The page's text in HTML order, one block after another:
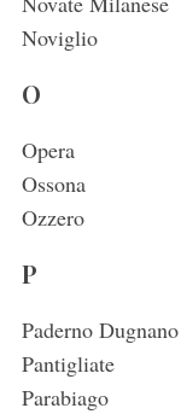
Noviglio
O
Opera
Ossona
Ozzero
P
Paderno Dugnano
Pantigliate
Parabiago